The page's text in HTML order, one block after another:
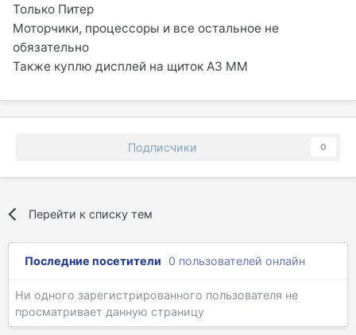
Только Питер
Моторчики, процессоры и все остальное не
обязательно
Также куплю дисплей на щиток А3 MM
Подписчики 0
Перейти к списку тем
Последние посетители 0 пользователей онлайн
Ни одного зарегистрированного пользователя не
просматривает данную страницу